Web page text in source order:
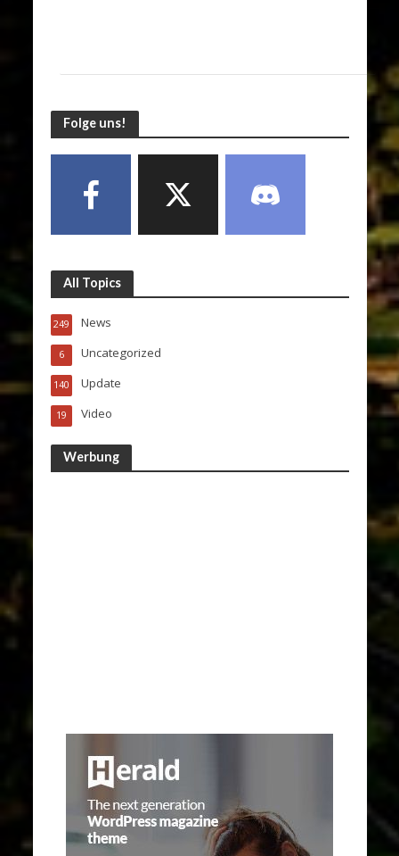
Folge uns!
All Topics
News
249
Uncategorized
6
Update
140
Video
19
Werbung